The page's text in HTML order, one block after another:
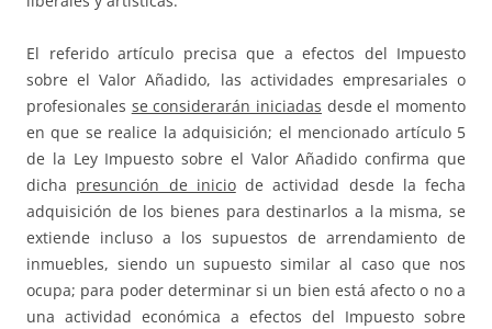
El referido artículo precisa que a efectos del Impuesto
sobre el Valor Añadido, las actividades empresariales o
profesionales se considerarán iniciadas desde el momento
en que se realice la adquisición; el mencionado artículo 5
de la Ley Impuesto sobre el Valor Añadido confirma que
dicha presunción de iniciode actividad desde la fecha
adquisición de los bienes para destinarlos a la misma, se
extiende incluso a los supuestos de arrendamiento de
inmuebles, siendo un supuesto similar al caso que nos
ocupa; para poder determinar si un bien está afecto o no a
una actividad económica a efectos del Impuesto sobre